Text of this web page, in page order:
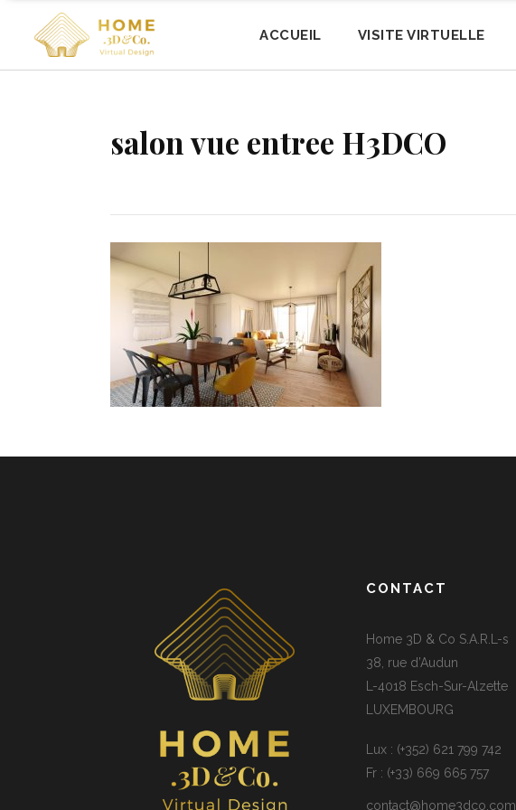
ACCUEIL VISITE VIRTUELLE
salon vue entree H3DCO
CONTACT
Home 3D & Co S.A.R.L-s
38, rue d’Audun
L-4018 Esch-Sur-Alzette
LUXEMBOURG
Lux : (+352) 621 799 742
Fr : (+33) 669 665 757
contact@home3dco.com